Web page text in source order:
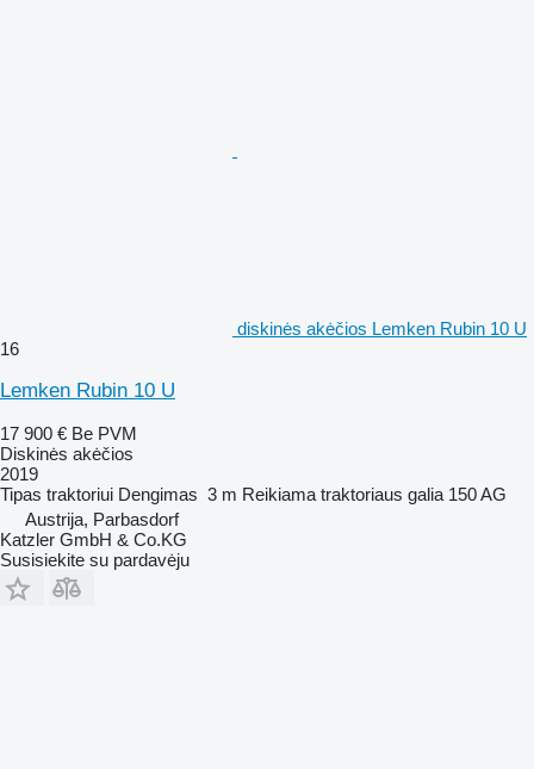
diskinės akėčios Lemken Rubin 10 U
16
Lemken Rubin 10 U
17 900 € Be PVM
Diskinės akėčios
2019
Tipas traktoriui Dengimas 3 m Reikiama traktoriaus galia 150 AG
Austrija, Parbasdorf
Katzler GmbH & Co.KG
Susisiekite su pardavėju